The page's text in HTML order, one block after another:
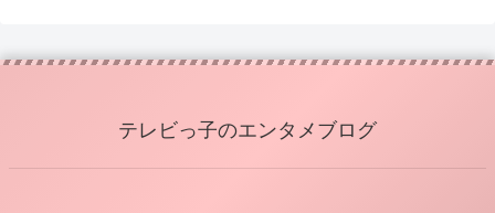
テレビっ子のエンタメブログ